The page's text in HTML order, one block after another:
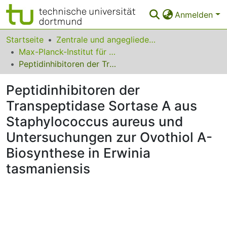
Anmelden
Bereiche & Sammlungen
Das gesamte Repositorium
FAQ
Leitlinien
Zurück zur Startseite
Startseite
Zentrale und angegliederte Institute
Max-Planck-Institut für molekulare Physiologie
Peptidinhibitoren der Transpeptidase Sortase A aus Staphylococcus aureus und Untersuchungen zur Ovothiol A-Biosynthese in Erwinia tasmaniensis
Peptidinhibitoren der
Transpeptidase Sortase A aus
Staphylococcus aureus und
Untersuchungen zur Ovothiol A-
Biosynthese in Erwinia
tasmaniensis